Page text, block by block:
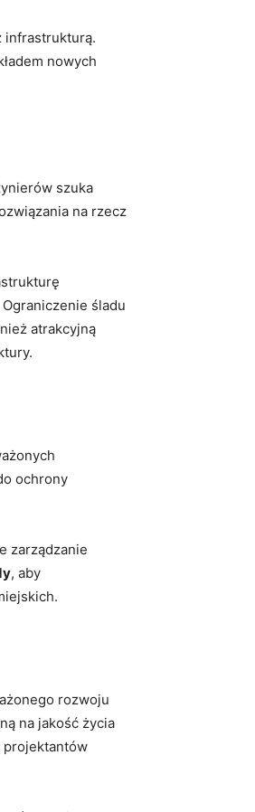
infrastrukturą.
nowych⁢
szuka
na rzecz
śladu
atrakcyjną
ochrony
zarządzanie​
, aby
rozwoju
na⁢ jakość życia‌
projektantów